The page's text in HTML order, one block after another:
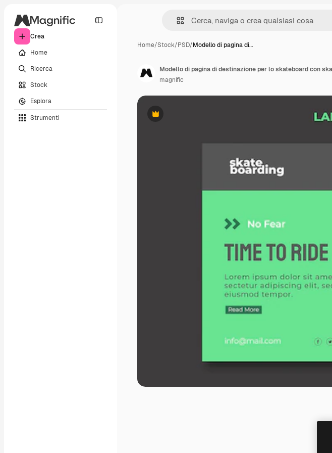
Crea
Home
Ricerca
Stock
Esplora
Strumenti
Home/Stock/PSD/Modello di pagina di…
Premium
magnific